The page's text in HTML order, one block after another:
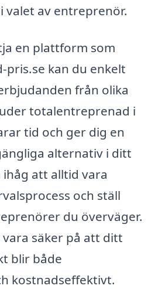
valet av entreprenör.
en plattform som
kan du enkelt
från olika
totalentreprenad i
tid och ger dig en
alternativ i ditt
att alltid vara
och ställ
du överväger.
vara säker på att ditt
blir både
kostnadseffektivt.